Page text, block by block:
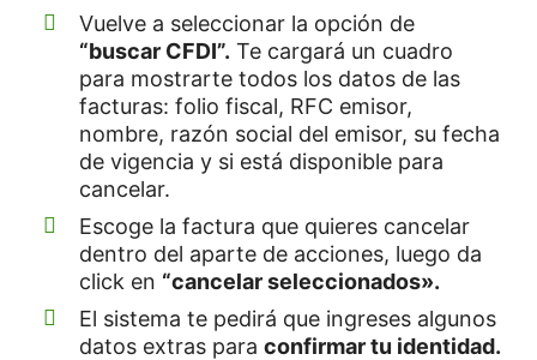
Vuelve a seleccionar la opción de
“buscar CFDI”. Te cargará un cuadro
para mostrarte todos los datos de las
facturas: folio fiscal, RFC emisor,
nombre, razón social del emisor, su fecha
de vigencia y si está disponible para
cancelar.
Escoge la factura que quieres cancelar
dentro del aparte de acciones, luego da
click en “cancelar seleccionados».
El sistema te pedirá que ingreses algunos
datos extras para confirmar tu identidad.